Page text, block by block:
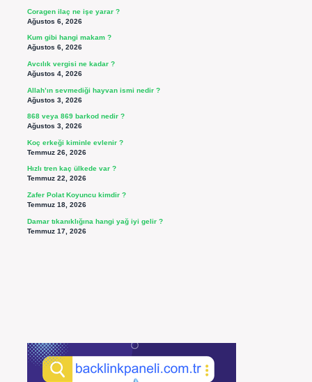
Coragen ilaç ne işe yarar ?
Ağustos 6, 2026
Kum gibi hangi makam ?
Ağustos 6, 2026
Avcılık vergisi ne kadar ?
Ağustos 4, 2026
Allah’ın sevmediği hayvan ismi nedir ?
Ağustos 3, 2026
868 veya 869 barkod nedir ?
Ağustos 3, 2026
Koç erkeği kiminle evlenir ?
Temmuz 26, 2026
Hızlı tren kaç ülkede var ?
Temmuz 22, 2026
Zafer Polat Koyuncu kimdir ?
Temmuz 18, 2026
Damar tıkanıklığına hangi yağ iyi gelir ?
Temmuz 17, 2026